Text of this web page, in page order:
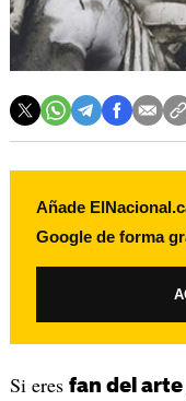
Añade
Google de forma
Si eres fan del arte